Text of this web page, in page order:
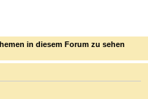
in diesem Forum zu sehen